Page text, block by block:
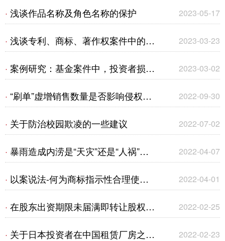
商标侵权”的认定演变
· 浅谈作品名称及角色名称的保护 2023-05-17
· 浅谈专利、商标、著作权案件中的合
法来源抗辩规则
2023-03-23
· 案例研究：基金案件中，投资者损失
的认定是否以私募基金完成清算为前
2023-03-02
· “刷单”虚增销售数量是否影响侵权赔
偿金额的确定？
2022-09-30
· 关于防治校园欺凌的一些建议 2022-07-02
· 暴雨造成内涝是“天灾”还是“人祸”？
一宗建筑工程一切险拒赔案的评析
2022-04-07
· 以案说法-何为商标指示性合理使
用？
2022-04-01
· 在股东出资期限未届满即转让股权的
情形下，关于破产程序中追收未缴出
2022-02-25
· 关于日本投资者在中国租赁厂房之重
2022-02-23